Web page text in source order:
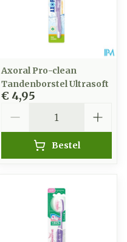
Axoral Pro-clean
Tandenborstel Ultrasoft
€ 4,95
Bestel